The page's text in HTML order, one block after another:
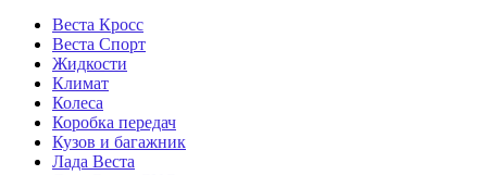
Веста Кросс
Веста Спорт
Жидкости
Климат
Колеса
Коробка передач
Кузов и багажник
Лада Веста